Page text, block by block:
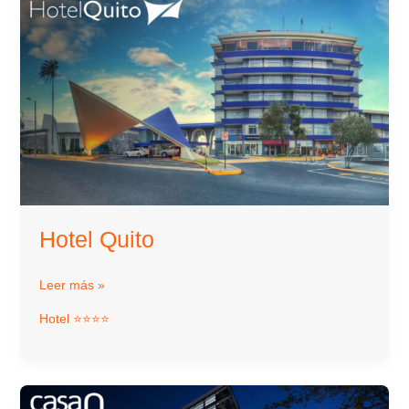
Hotel Quito
Hotel
Leer más »
Hotel ⭐⭐⭐⭐